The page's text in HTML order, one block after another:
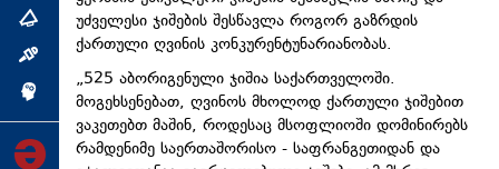
თემა
ინქვიზიცია
უძველესი ჯიშების შესწავლა როგორ გაზრდის
ქართული ღვინის კონკურენტუნარიანობას.
„525 აბორიგენული ჯიშია საქართველოში.
მოგეხსენებათ, ღვინოს მხოლოდ ქართული ჯიშებით
ვაკეთებთ მაშინ, როდესაც მსოფლიოში დომინირებს
რამდენიმე საერთაშორისო - საფრანგეთიდან და